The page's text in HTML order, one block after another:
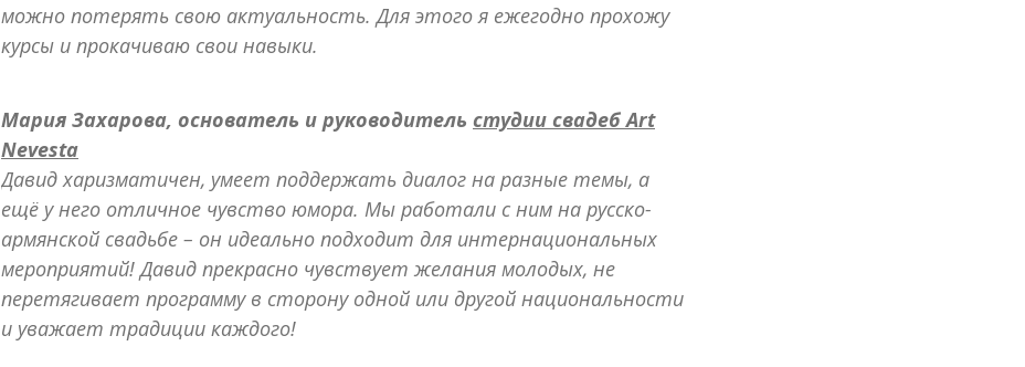
можно потерять свою актуальность. Для этого я ежегодно прохожу
курсы и прокачиваю свои навыки.
Мария Захарова, основатель и руководитель студии свадеб Art
Nevesta
Давид харизматичен, умеет поддержать диалог на разные темы, а
ещё у него отличное чувство юмора. Мы работали с ним на русско-
армянской свадьбе – он идеально подходит для интернациональных
мероприятий! Давид прекрасно чувствует желания молодых, не
перетягивает программу в сторону одной или другой национальности
и уважает традиции каждого!